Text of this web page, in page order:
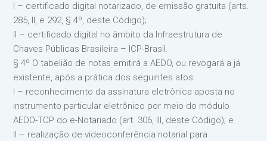
I – certificado digital notarizado, de emissão gratuita (arts.
285, II, e 292, § 4º, deste Código);
II – certificado digital no âmbito da Infraestrutura de
Chaves Públicas Brasileira – ICP-Brasil.
§ 4º O tabelião de notas emitirá a AEDO, ou revogará a já
existente, após a prática dos seguintes atos:
I – reconhecimento da assinatura eletrônica aposta no
instrumento particular eletrônico por meio do módulo
AEDO-TCP do e-Notariado (art. 306, III, deste Código); e
II – realização de videoconferência notarial para